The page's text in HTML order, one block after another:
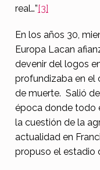
real…”[3]
En los años 30,
Europa Lacan
devenir del logos
profundizaba en el
de muerte. Salió
época donde todo
la cuestión de la
actualidad en
propuso el estadio